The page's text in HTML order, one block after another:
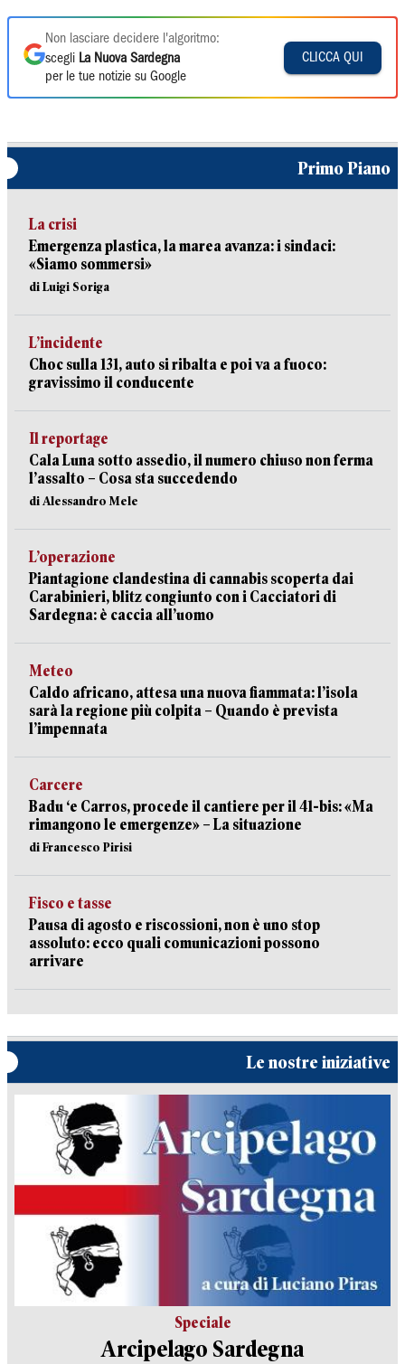
Non lasciare decidere l'algoritmo:
scegli La Nuova Sardegna
per le tue notizie su Google
CLICCA QUI
Primo Piano
La crisi
Emergenza plastica, la marea avanza: i sindaci:
«Siamo sommersi»
di Luigi Soriga
L’incidente
Choc sulla 131, auto si ribalta e poi va a fuoco:
gravissimo il conducente
Il reportage
Cala Luna sotto assedio, il numero chiuso non ferma
l’assalto – Cosa sta succedendo
di Alessandro Mele
L’operazione
Piantagione clandestina di cannabis scoperta dai
Carabinieri, blitz congiunto con i Cacciatori di
Sardegna: è caccia all’uomo
Meteo
Caldo africano, attesa una nuova fiammata: l’isola
sarà la regione più colpita – Quando è prevista
l’impennata
Carcere
Badu ‘e Carros, procede il cantiere per il 41-bis: «Ma
rimangono le emergenze» – La situazione
di Francesco Pirisi
Fisco e tasse
Pausa di agosto e riscossioni, non è uno stop
assoluto: ecco quali comunicazioni possono
arrivare
Le nostre iniziative
Speciale
Arcipelago Sardegna